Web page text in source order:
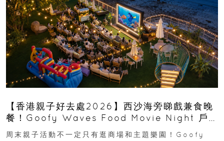
【香港親子好去處2026】西沙海旁睇戲兼食晚
餐！Goofy Waves Food Movie Night 戶
外影院逢週末登場
周末親子活動不一定只有逛商場和主題樂園！Goofy